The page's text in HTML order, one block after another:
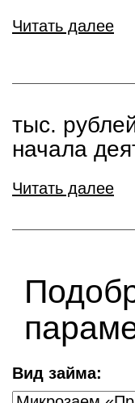
Читать далее
тыс.
начала
Читать далее
Вид займа: